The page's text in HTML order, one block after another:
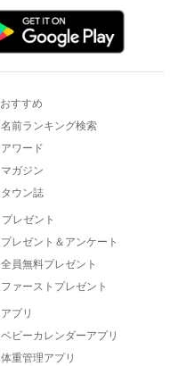
おすすめ
名前ランキング検索
アワード
マガジン
タウン誌
プレゼント
プレゼント＆アンケート
全員無料プレゼント
ファーストプレゼント
アプリ
ベビーカレンダーアプリ
体重管理アプリ